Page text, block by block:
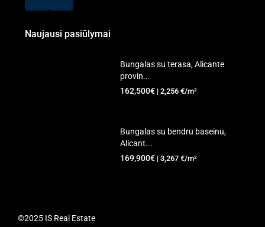
Naujausi pasiūlymai
Bungalas su terasa, Alicante
provin...
162,500€ | 2,256 €/m²
Bungalas su bendru baseinu,
Alicant...
169,900€ | 3,267 €/m²
©2025 IS Real Estate